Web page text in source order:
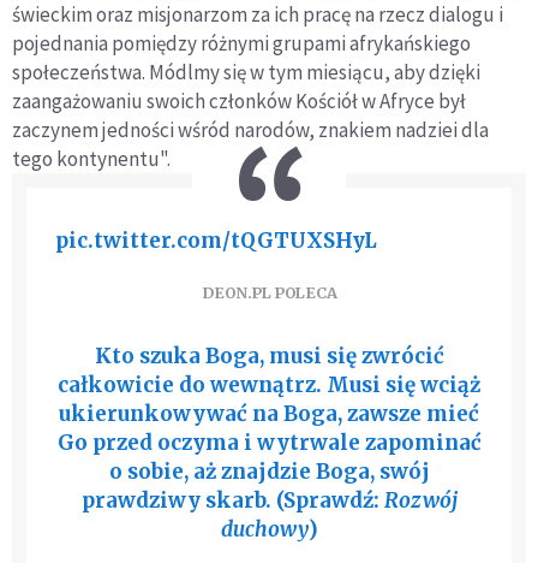
świeckim oraz misjonarzom za ich pracę na rzecz dialogu i
pojednania pomiędzy różnymi grupami afrykańskiego
społeczeństwa. Módlmy się w tym miesiącu, aby dzięki
zaangażowaniu swoich członków Kościół w Afryce był
zaczynem jedności wśród narodów, znakiem nadziei dla
tego kontynentu".
pic.twitter.com/tQGTUXSHyL
DEON.PL POLECA
Kto szuka Boga, musi się zwrócić
całkowicie do wewnątrz. Musi się wciąż
ukierunkowywać na Boga, zawsze mieć
Go przed oczyma i wytrwale zapominać
o sobie, aż znajdzie Boga, swój
prawdziwy skarb. (Sprawdź: Rozwój
duchowy)